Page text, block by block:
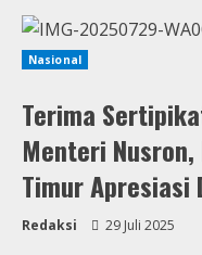
Nasional
Terima
Menteri Nusron,
Timur Apresiasi
Redaksi 29 Juli 2025